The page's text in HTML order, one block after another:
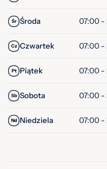
Śr Środa 07:00 -
Cz Czwartek 07:00 -
Pt Piątek 07:00 -
Sb Sobota 07:00 -
Nd Niedziela 07:00 -